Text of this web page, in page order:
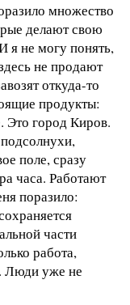
множество
делают свою
не могу понять,
не продают
откуда-то
продукты:
Это город Киров.
поле, сразу
часа. Работают
поразило:
части
работа,
Люди уже не